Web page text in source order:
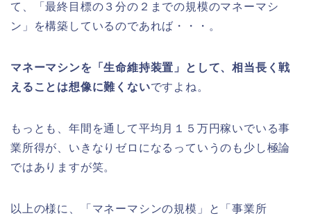
て、「最終目標の３分の２までの規模のマネーマシ
ン」を構築しているのであれば・・・。
マネーマシンを「生命維持装置」として、相当長く戦
えることは想像に難くないですよね。
もっとも、年間を通して平均月１５万円稼いでいる事
業所得が、いきなりゼロになるっていうのも少し極論
ではありますが笑。
以上の様に、「マネーマシンの規模」と「事業所